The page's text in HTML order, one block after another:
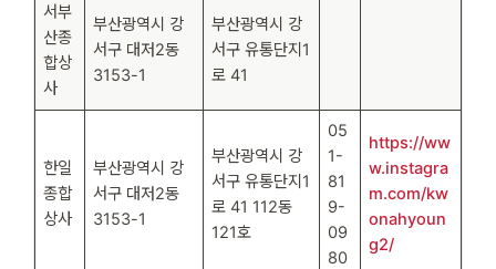
서부
산종
합상
사
부산광역시 강
서구 대저2동
3153-1
부산광역시 강
서구 유통단지1
로 41
한일
종합
상사
부산광역시 강
서구 대저2동
3153-1
부산광역시 강
서구 유통단지1
로 41 112동
121호
05
1-
81
9-
09
80
https://ww
w.instagra
m.com/kw
onahyoun
g2/